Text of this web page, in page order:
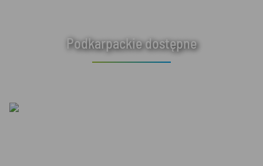
Podkarpackie dostępne